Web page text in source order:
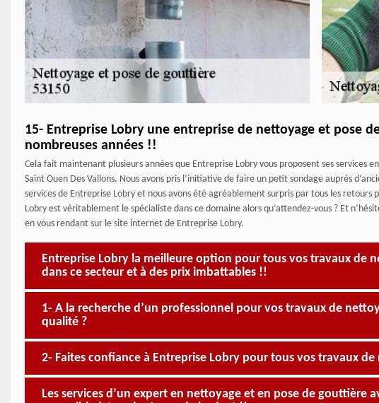
15- Entreprise Lobry une entreprise de nettoyage et pose
nombreuses années !!
Cela fait maintenant plusieurs années que Entreprise Lobry vous proposent ses services
Saint Ouen Des Vallons. Nous avons pris l’initiative de faire un petit sondage auprès
services de Entreprise Lobry et nous avons été agréablement surpris par tous les retours
Lobry est véritablement le spécialiste dans ce domaine alors qu’attendez-vous ? Et
en vous rendant sur le site internet de Entreprise Lobry.
Entreprise Lobry la meilleure option pour tous vos travaux de
dans ce secteur et à des prix imbattables !!
1- A la recherche d’un professionnel pour vos travaux de
qualité ?
2- Faites confiance à Entreprise Lobry pour tous vos travaux
Les services d’un expert en nettoyage et en pose de gouttière